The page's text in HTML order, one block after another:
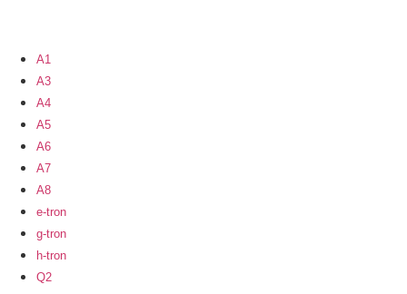
A1
A3
A4
A5
A6
A7
A8
e-tron
g-tron
h-tron
Q2